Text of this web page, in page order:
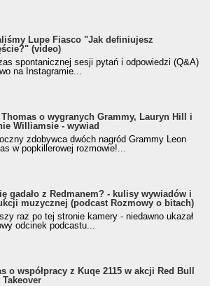
Lupe Fiasco "Jak definiujesz
(video)
spontanicznej sesji pytań i odpowiedzi (Q&A)
na Instagramie...
o wygranych Grammy, Lauryn Hill i
Williamsie - wywiad
zdobywca dwóch nagród Grammy Leon
w popkillerowej rozmowie!...
gadało z Redmanem? - kulisy wywiadów i
muzycznej (podcast Rozmowy o bitach)
raz po tej stronie kamery - niedawno ukazał
odcinek podcastu...
o współpracy z Kuqe 2115 w akcji Red Bull
Takeover